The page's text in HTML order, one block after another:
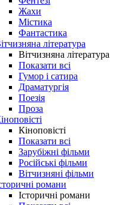
Жахи
Містика
Фантастика
література
Вітчизняна література
Показати всі
Гумор і сатира
Драматургія
Поезія
Проза
Кіноповісті
Показати всі
Зарубіжні фільми
Російські фільми
Вітчизняні фільми
романи
Історичні романи